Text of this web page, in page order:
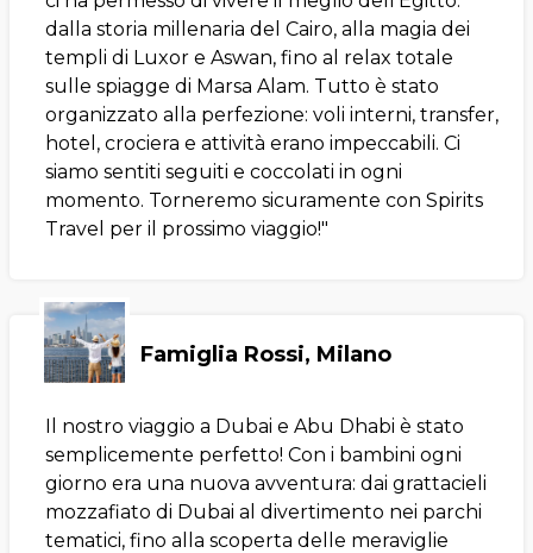
dalla storia millenaria del Cairo, alla magia dei
templi di Luxor e Aswan, fino al relax totale
sulle spiagge di Marsa Alam. Tutto è stato
organizzato alla perfezione: voli interni, transfer,
hotel, crociera e attività erano impeccabili. Ci
siamo sentiti seguiti e coccolati in ogni
momento. Torneremo sicuramente con Spirits
Travel per il prossimo viaggio!"
Famiglia Rossi, Milano
Il nostro viaggio a Dubai e Abu Dhabi è stato
semplicemente perfetto! Con i bambini ogni
giorno era una nuova avventura: dai grattacieli
mozzafiato di Dubai al divertimento nei parchi
tematici, fino alla scoperta delle meraviglie